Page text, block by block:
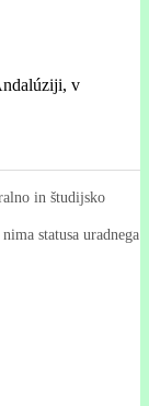
v
in študijsko
statusa uradnega